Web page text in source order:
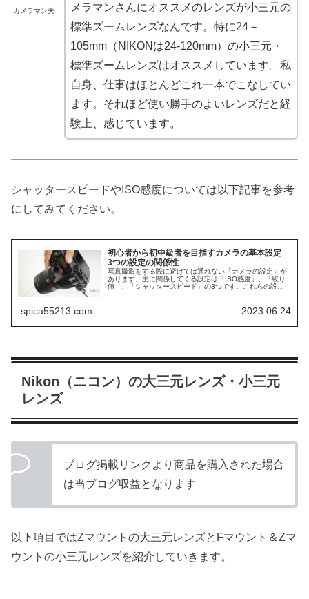
カメラマン夫
メラマンさんにオススメのレンズが小三元の
標準ズームレンズなんです。特に24－
105mm（NIKONは24-120mm）の小三元・
標準ズームレンズはオススメしています。私
自身、仕事はほとんどこれ一本でこなしてい
ます。それほど使い勝手のよいレンズだと経
験上、感じています。
シャッタースピードやISO感度については以下記事を参考
にしてみてください。
初心者から初中級者を目指すカメラの基本設定
3つの設定の関係性
写真撮影をする際に避けては通れない「カメラの設定」が
あります。主に関係してくる設定は「ISO感度」、「絞り
値」、「シャッタースピード」の3つです。これらの設定
spica55213.com 2023.06.24
Nikon（ニコン）の大三元レンズ・小三元
レンズ
ブログ掲載リンクより商品を購入された場合
は当ブログ収益となります
以下項目ではZマウントの大三元レンズとFマウント＆Zマ
ウントの小三元レンズを紹介していきます。